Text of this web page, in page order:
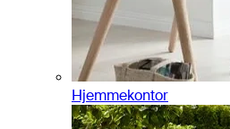
Hjemmekontor